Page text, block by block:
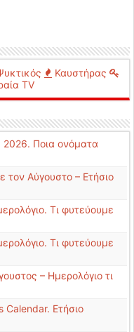
Καυστήρας
TV
2026. Ποια ονόματα
τον Αύγουστο – Ετήσιο
Τι φυτεύουμε
Τι φυτεύουμε
– Ημερολόγιο τι
Calendar. Ετήσιο